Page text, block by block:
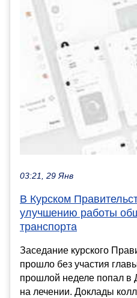
03:21, 29 Янв
В Курском
улучшению работы
транспорта
Заседание курского
прошло без участия
прошлой неделе попал в
на лечении. Доклады